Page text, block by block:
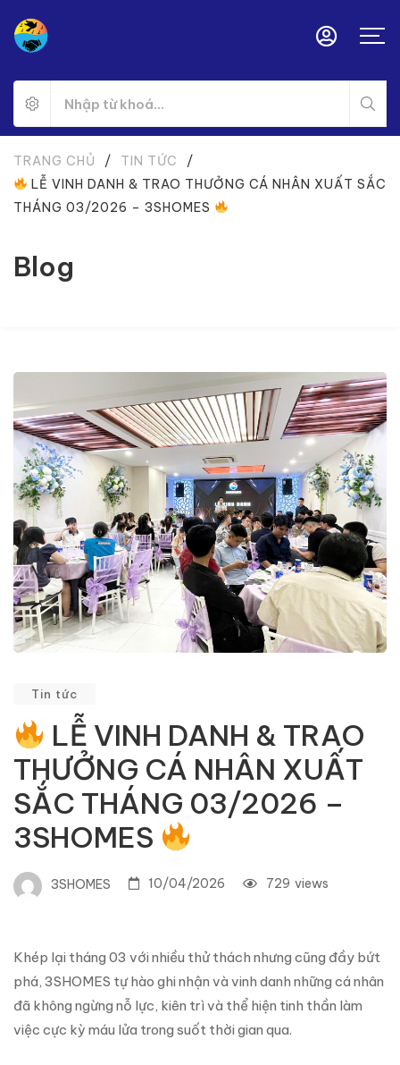
Blog
TRANG CHỦ / TIN TỨC
/
LỄ VINH DANH & TRAO THƯỞNG CÁ NHÂN XUẤT SẮC
THÁNG 03/2026 – 3SHOMES
Tin tức
LỄ VINH DANH & TRAO
THƯỞNG CÁ NHÂN XUẤT
SẮC THÁNG 03/2026 –
3SHOMES
3SHOMES 10/04/2026 views
729
Khép lại tháng 03 với nhiều thử thách nhưng cũng đầy bứt
phá, 3SHOMES tự hào ghi nhận và vinh danh những cá nhân
đã không ngừng nỗ lực, kiên trì và thể hiện tinh thần làm
việc cực kỳ máu lửa trong suốt thời gian qua.